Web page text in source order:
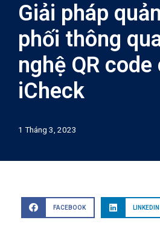
Giải pháp
phối thông
nghệ QR code
iCheck
1 Tháng 3, 2023
FACEBOOK LINKEDIN